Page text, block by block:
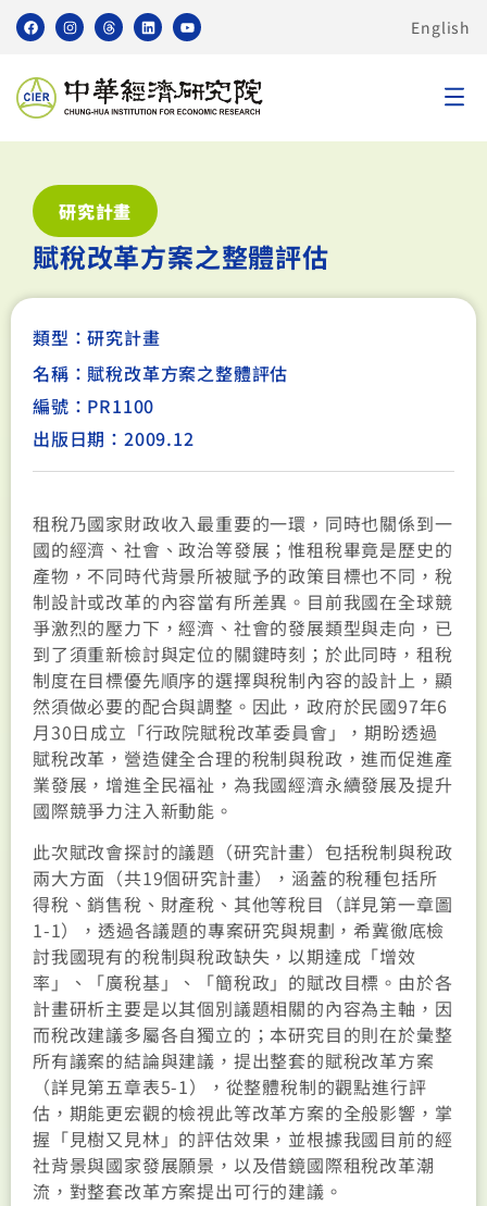
English
研究計畫
賦稅改革方案之整體評估
類型：研究計畫
名稱：賦稅改革方案之整體評估
編號：PR1100
出版日期：2009.12
租稅乃國家財政收入最重要的一環，同時也關係到一
國的經濟、社會、政治等發展；惟租稅畢竟是歷史的
產物，不同時代背景所被賦予的政策目標也不同，稅
制設計或改革的內容當有所差異。目前我國在全球競
爭激烈的壓力下，經濟、社會的發展類型與走向，已
到了須重新檢討與定位的關鍵時刻；於此同時，租稅
制度在目標優先順序的選擇與稅制內容的設計上，顯
然須做必要的配合與調整。因此，政府於民國97年6
月30日成立「行政院賦稅改革委員會」，期盼透過
賦稅改革，營造健全合理的稅制與稅政，進而促進產
業發展，增進全民福祉，為我國經濟永續發展及提升
國際競爭力注入新動能。
此次賦改會探討的議題（研究計畫）包括稅制與稅政
兩大方面（共19個研究計畫），涵蓋的稅種包括所
得稅、銷售稅、財產稅、其他等稅目（詳見第一章圖
1-1），透過各議題的專案研究與規劃，希冀徹底檢
討我國現有的稅制與稅政缺失，以期達成「增效
率」、「廣稅基」、「簡稅政」的賦改目標。由於各
計畫研析主要是以其個別議題相關的內容為主軸，因
而稅改建議多屬各自獨立的；本研究目的則在於彙整
所有議案的結論與建議，提出整套的賦稅改革方案
（詳見第五章表5-1），從整體稅制的觀點進行評
估，期能更宏觀的檢視此等改革方案的全般影響，掌
握「見樹又見林」的評估效果，並根據我國目前的經
社背景與國家發展願景，以及借鏡國際租稅改革潮
流，對整套改革方案提出可行的建議。